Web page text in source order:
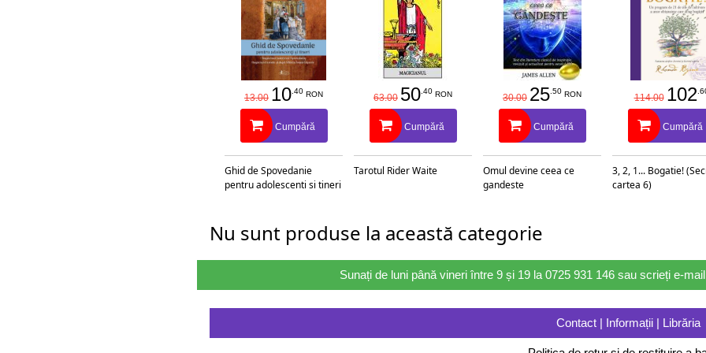
13.00 10 .40 RON
Cumpără
Ghid de Spovedanie
pentru adolescenti si tineri
63.00 50 .40 RON
Cumpără
Tarotul Rider Waite
30.00 25 .50 RON
Cumpără
Omul devine ceea ce
gandeste
114.00 102
Cumpără
3, 2, 1... Bogatie!
cartea 6)
Nu sunt produse la această categorie
Sunați de luni până vineri între 9 și 19 la 0725 931 146 sau scrieți e-
Contact | Informații | Librăria